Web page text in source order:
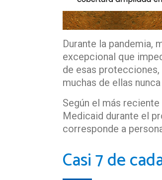
Durante la pandemia,
excepcional que
de esas
muchas de ellas
Según el más
Medicaid durante el
corresponde a
Casi 7 de